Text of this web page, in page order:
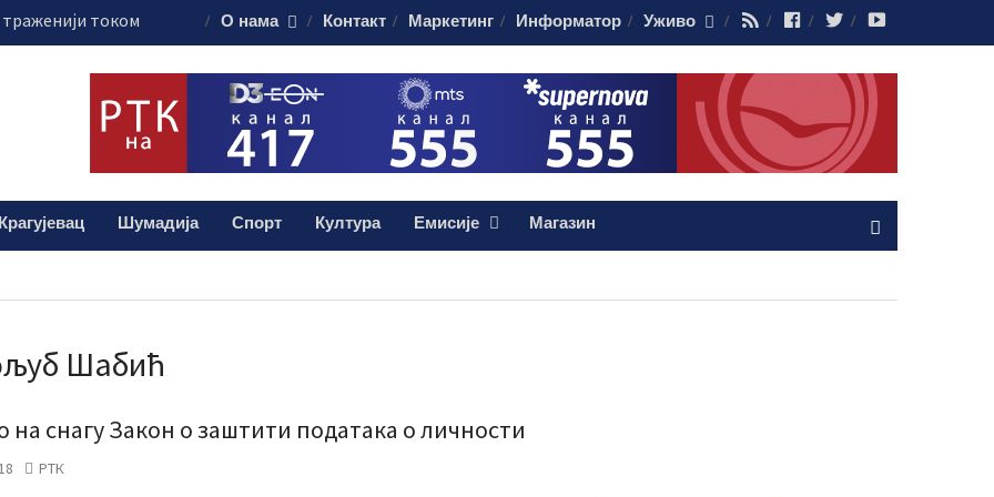
током
крова
УКЦ-а
на првој
актуелне
О нама Контакт Маркетинг Информатор Уживо RSS FacebookTwitter
Крагујевац Шумадија Спорт Култура Емисије Магазин
Шабић
на снагу Закон о заштити података о личности
РТК